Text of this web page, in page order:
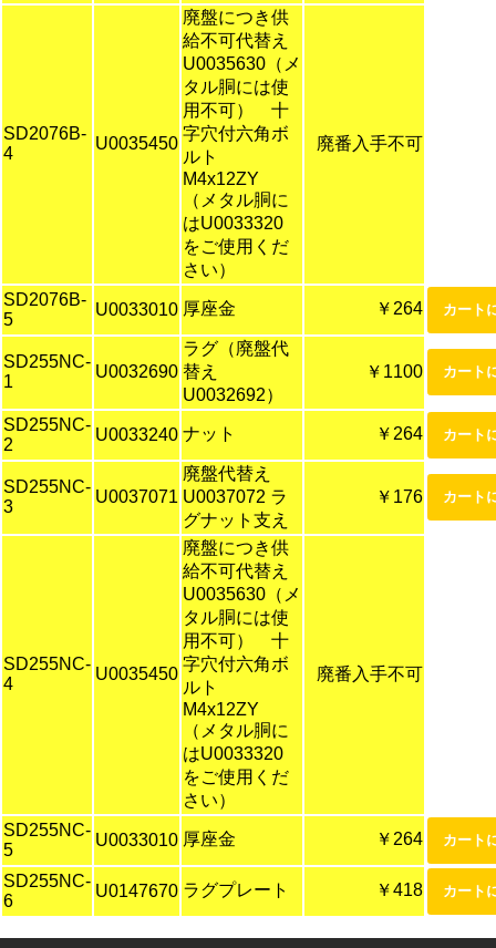
SD2076B-
4
U0035450
廃盤につき供
給不可代替え
U0035630（メ
タル胴には使
用不可） 十
字穴付六角ボ
ルト
M4x12ZY
（メタル胴に
はU0033320
をご使用くだ
さい）
廃番入手不可
SD2076B-
5
U0033010 厚座金 ￥264
SD255NC-
1
U0032690
ラグ（廃盤代
替え
U0032692）
￥1100
SD255NC-
2
U0033240 ナット ￥264
SD255NC-
3
U0037071
廃盤代替え
U0037072 ラ
グナット支え
￥176
SD255NC-
4
U0035450
廃盤につき供
給不可代替え
U0035630（メ
タル胴には使
用不可） 十
字穴付六角ボ
ルト
M4x12ZY
（メタル胴に
はU0033320
をご使用くだ
さい）
廃番入手不可
SD255NC-
5
U0033010 厚座金 ￥264
SD255NC-
6
U0147670 ラグプレート ￥418